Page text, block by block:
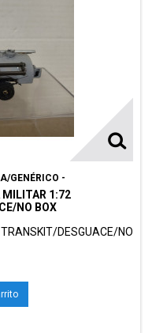
GENÉRICO -
MILITAR 1:72
NO BOX
DESGUACE/NO